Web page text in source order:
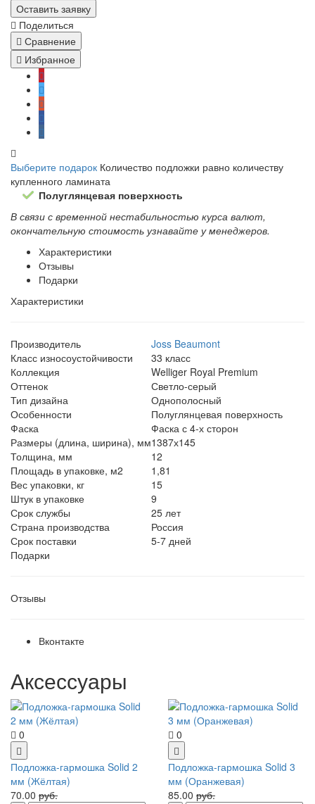
Оставить заявку
Поделиться
Сравнение
Избранное
Выберите подарок Количество подложки равно количеству
купленного ламината
Полуглянцевая поверхность
В связи с временной нестабильностью курса валют,
окончательную стоимость узнавайте у менеджеров.
Характеристики
Отзывы
Подарки
Характеристики
Производитель
Joss Beaumont
Класс износоустойчивости
33 класс
Коллекция
Welliger Royal Premium
Оттенок
Светло-серый
Тип дизайна
Однополосный
Особенности
Полуглянцевая поверхность
Фаска
Фаска с 4-х сторон
Размеры (длина, ширина), мм1387х145
Толщина, мм
12
Площадь в упаковке, м2
1,81
Вес упаковки, кг
15
Штук в упаковке
9
Срок службы
25 лет
Страна производства
Россия
Срок поставки
5-7 дней
Подарки
Отзывы
Вконтакте
Аксессуары
0
Подложка-гармошка Solid 2
мм (Жёлтая)
70.00 руб.
0
Подложка-гармошка Solid 3
мм (Оранжевая)
85.00 руб.